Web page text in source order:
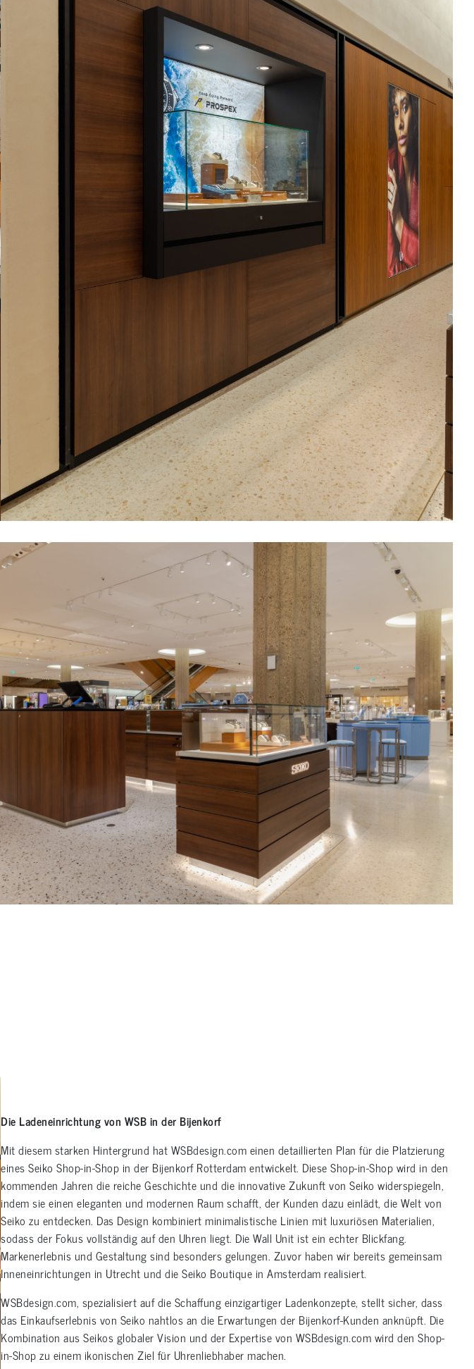
Die Ladeneinrichtung von WSB in der Bijenkorf
Mit diesem starken Hintergrund hat WSBdesign.com einen detaillierten Plan für die Platzierung
eines Seiko Shop-in-Shop in der Bijenkorf Rotterdam entwickelt. Diese Shop-in-Shop wird in den
kommenden Jahren die reiche Geschichte und die innovative Zukunft von Seiko widerspiegeln,
indem sie einen eleganten und modernen Raum schafft, der Kunden dazu einlädt, die Welt von
Seiko zu entdecken. Das Design kombiniert minimalistische Linien mit luxuriösen Materialien,
sodass der Fokus vollständig auf den Uhren liegt. Die Wall Unit ist ein echter Blickfang.
Markenerlebnis und Gestaltung sind besonders gelungen. Zuvor haben wir bereits gemeinsam
Inneneinrichtungen in Utrecht und die Seiko Boutique in Amsterdam realisiert.
WSBdesign.com, spezialisiert auf die Schaffung einzigartiger Ladenkonzepte, stellt sicher, dass
das Einkaufserlebnis von Seiko nahtlos an die Erwartungen der Bijenkorf-Kunden anknüpft. Die
Kombination aus Seikos globaler Vision und der Expertise von WSBdesign.com wird den Shop-
in-Shop zu einem ikonischen Ziel für Uhrenliebhaber machen.